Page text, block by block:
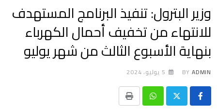
وزير البترول: تنفيذ البرنامج المستهدف
للانتهاء من تخفيف أحمال الكهرباء
بنهاية الأسبوع الثالث من شهر يوليو
BY ADMIN 5 يوليو، 2024
Whatsapp
Print